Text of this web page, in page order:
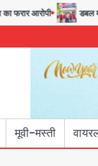
फरार आरोपी डबल
मूवी-मस्ती